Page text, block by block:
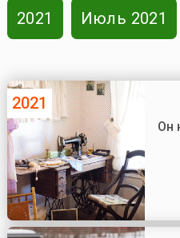
2021 Июль 2021
2021
Он